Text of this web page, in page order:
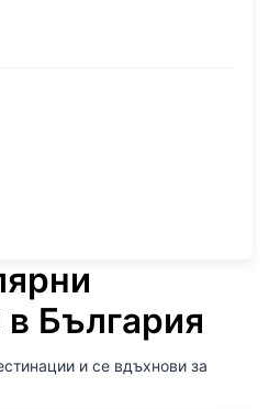
България
и се вдъхнови за